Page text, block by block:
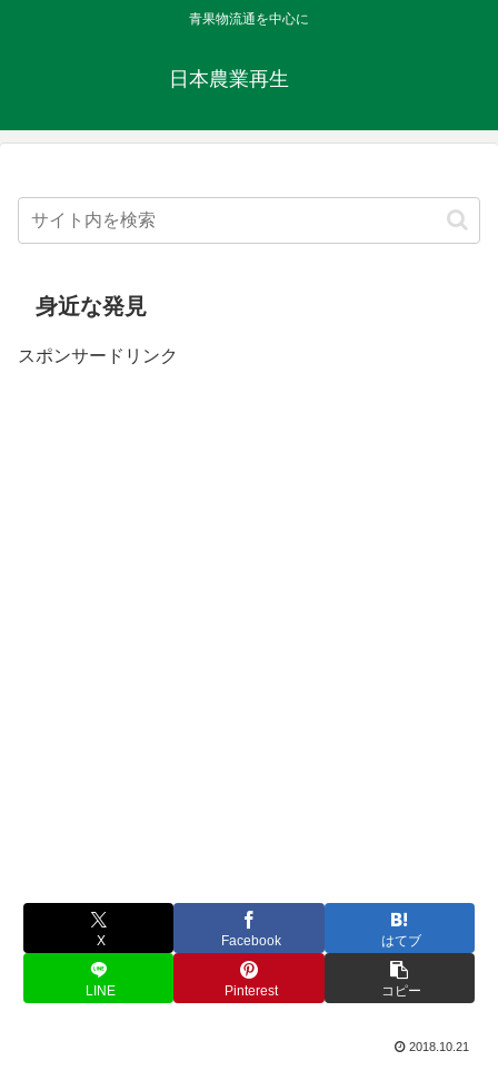
青果物流通を中心に
日本農業再生
身近な発見
スポンサードリンク
X Facebook はてブ
LINE Pinterest コピー
2018.10.21